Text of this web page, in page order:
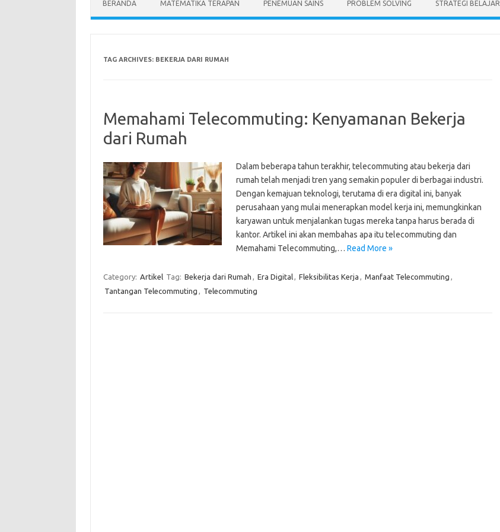
BERANDA MATEMATIKA TERAPAN PENEMUAN SAINS PROBLEM SOLVING STRATEGI BELAJAR
TAG ARCHIVES: BEKERJA DARI RUMAH
Memahami Telecommuting: Kenyamanan Bekerja
dari Rumah
Dalam beberapa tahun terakhir, telecommuting atau bekerja dari
rumah telah menjadi tren yang semakin populer di berbagai industri.
Dengan kemajuan teknologi, terutama di era digital ini, banyak
perusahaan yang mulai menerapkan model kerja ini, memungkinkan
karyawan untuk menjalankan tugas mereka tanpa harus berada di
kantor. Artikel ini akan membahas apa itu telecommuting dan
Memahami Telecommuting,… Read More »
Category: Artikel Tag: Bekerja dari Rumah , Era Digital, Fleksibilitas Kerja , Manfaat Telecommuting ,
Tantangan Telecommuting , Telecommuting